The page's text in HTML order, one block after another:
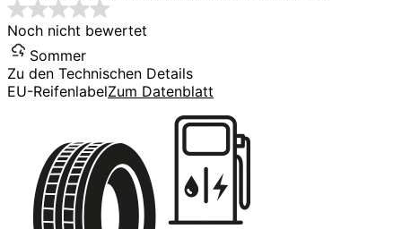
Noch nicht bewertet
Sommer
Zu den Technischen Details
EU-ReifenlabelZum Datenblatt